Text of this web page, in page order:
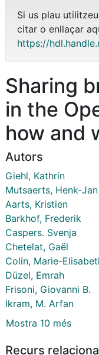
Si us plau
citar o enllaçar
https://
Sharing
in the
how and
Autors
Giehl, Kathrin
Mutsaerts, Henk-Jan
Aarts, Kristien
Barkhof, Frederik
Caspers. Svenja
Chetelat, Gaël
Colin, Marie-
Düzel, Emrah
Frisoni, Giovanni B.
Ikram, M. Arfan
Mostra 10 més
Recurs